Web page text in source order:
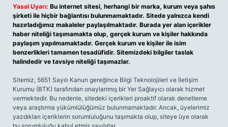
Yasal Uyarı: Bu internet sitesi, herhangi bir marka, kurum veya şahıs
şirketi ile hiçbir bağlantısı bulunmamaktadır. Sitede yalnızca kendi
hazırladığımız makaleler paylaşılmaktadır. Burada yer alan içerikler
haber niteliği taşımamakta olup, gerçek kurum ve kişiler hakkında
paylaşım yapılmamaktadır. Gerçek kurum ve kişiler ile isim
benzerlikleri tamamen tesadüfidir. Sitemizdeki bilgiler taslak
halindedir ve tavsiye niteliği taşımazlar.
Sitemiz, 5651 Sayılı Kanun gereğince Bilgi Teknolojileri ve İletişim
Kurumu (BTK) tarafından onaylanmış bir Yer Sağlayıcı olarak hizmet
vermektedir. Bu nedenle, sitedeki içerikleri proaktif olarak denetleme
veya araştırma yükümlülüğümüz bulunmamaktadır. Ancak, üyelerimiz
yazdıkları içeriklerin sorumluluğunu taşımakta olup, siteye üye olarak